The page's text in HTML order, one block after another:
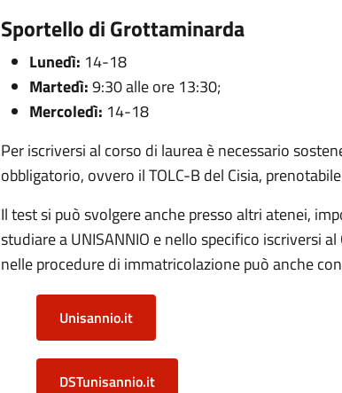
Sportello di Grottaminarda
Lunedì: 14-18
Martedì:9:30 alle ore 13:30;
Mercoledì: 14-18
Per iscriversi al corso di laurea è necessario
obbligatorio, ovvero il TOLC-B del Cisia,
Il test si può svolgere anche presso altri atenei,
studiare a UNISANNIO e nello specifico iscriversi
nelle procedure di immatricolazione può anche
Unisannio.it
DSTunisannio.it